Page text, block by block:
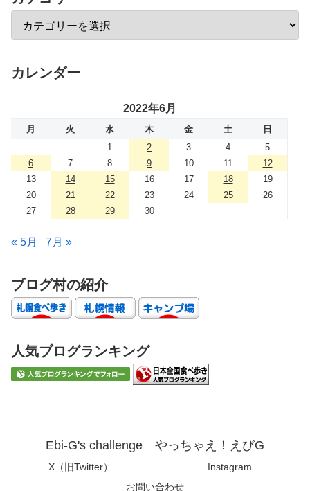
カレンダー
2022年6月
月 火 水 木 金 土
日
1
2 3 4
5
6
7 8 9 10 11
12
13
14 15 16 17 18
19
20
21 22 23 24 25
26
27
28 29 30
« 5月 7月 »
ブログ村の紹介
人気ブログランキング
Ebi-G's challenge やっちゃえ！えびG
X（旧Twitter）
Instagram
お問い合わせ